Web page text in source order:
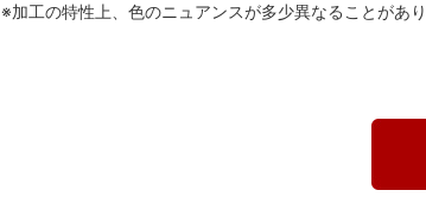
※加工の特性上、色のニュアンスが多少異なることがあり